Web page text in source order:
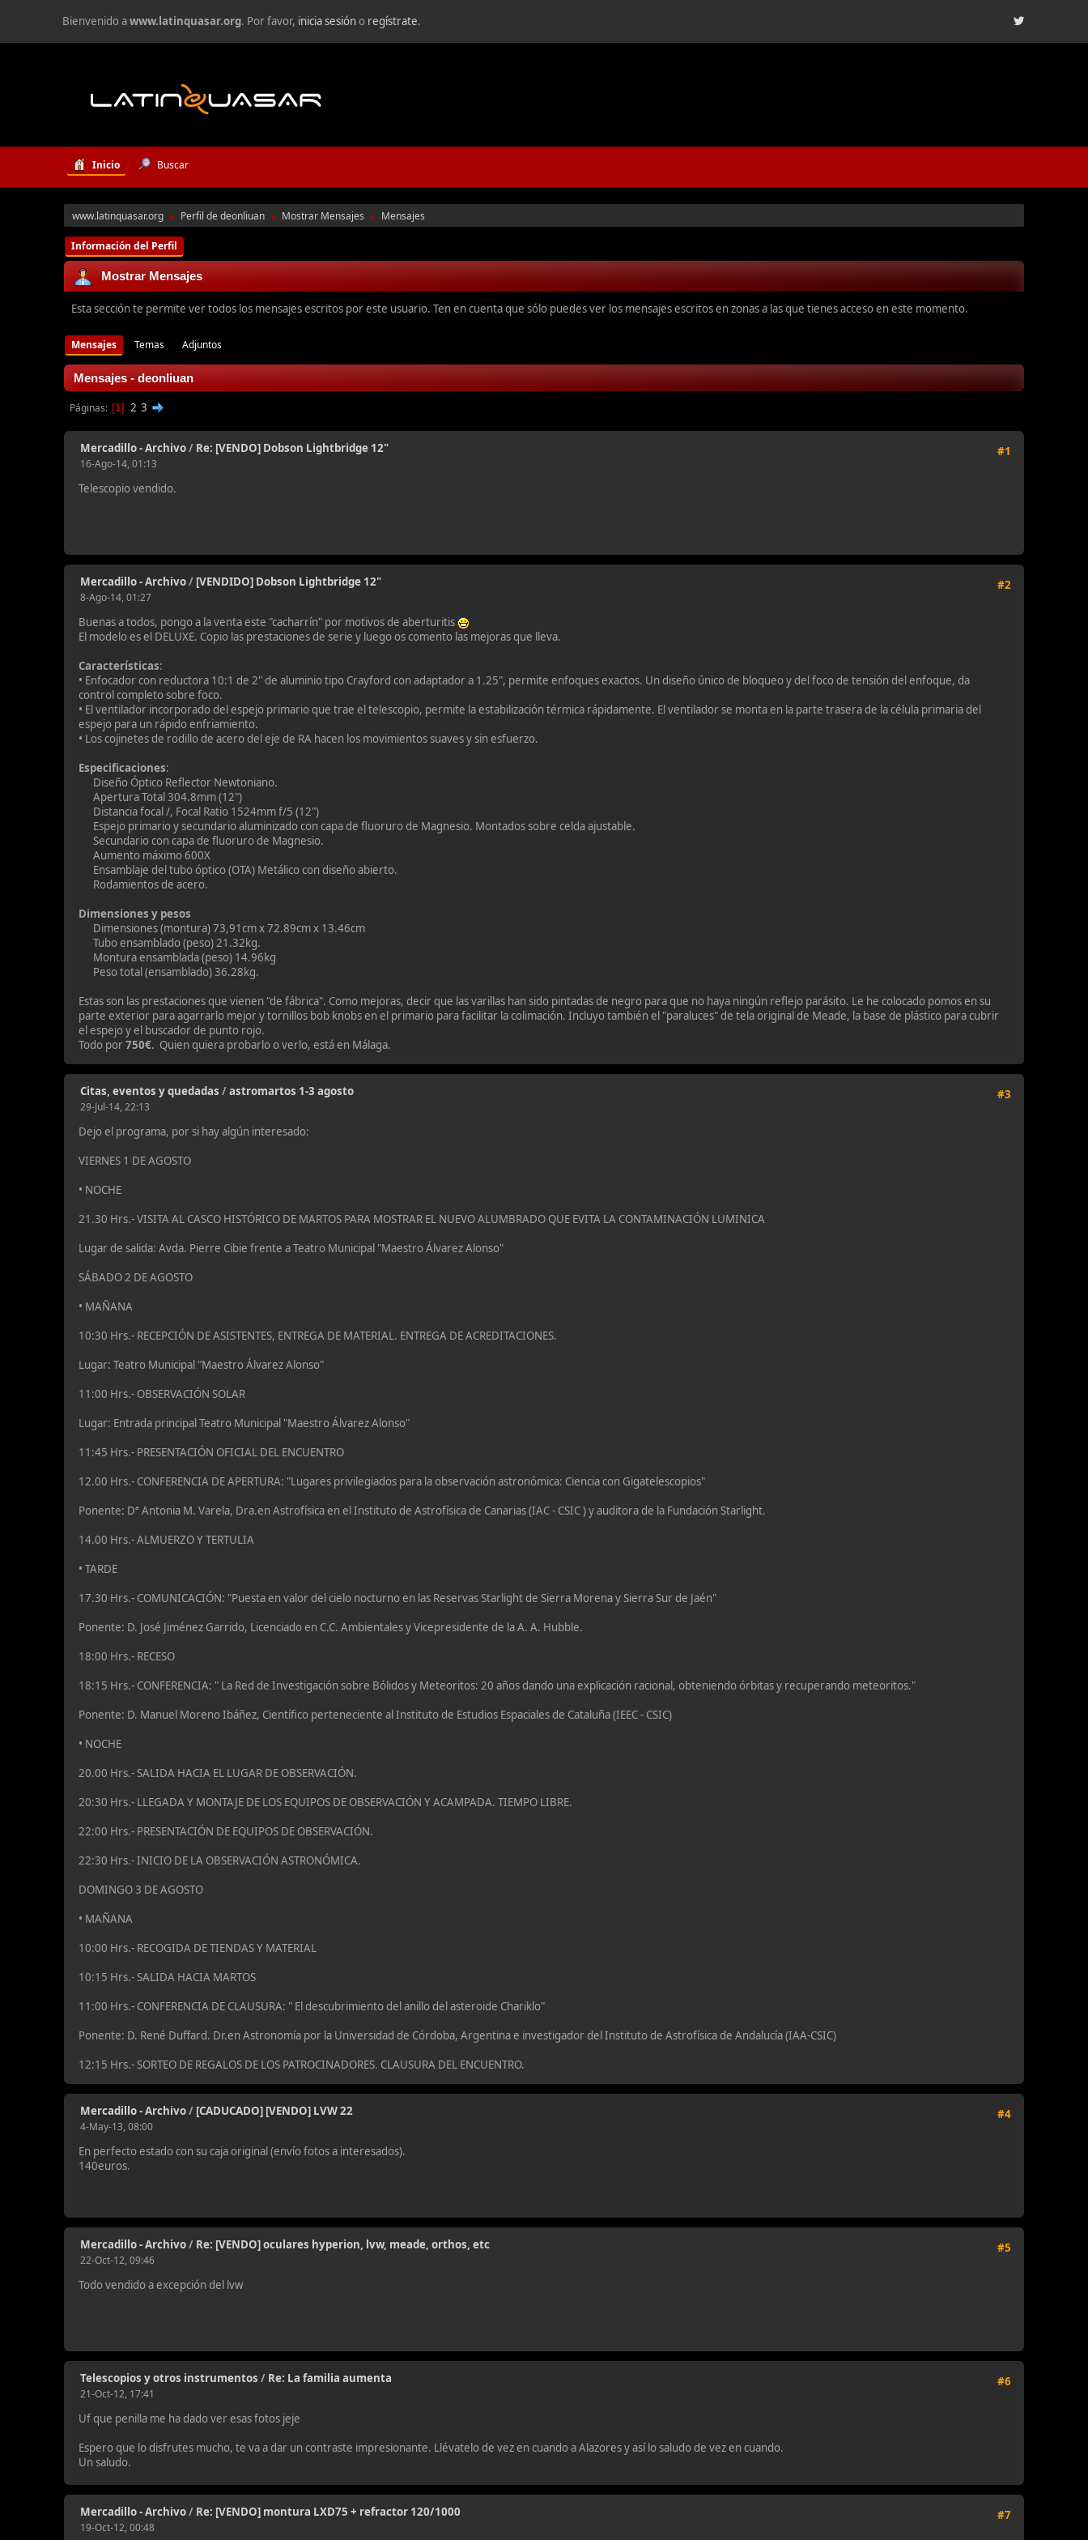
Bienvenido awww.latinquasar.org. Por favor, inicia sesióno regístrate.
Inicio Buscar
www.latinquasar.org ► Perfil de deonliuan ► Mostrar Mensajes ► Mensajes
Información del Perfil
Mostrar Mensajes
Esta sección te permite ver todos los mensajes escritos por este usuario. Ten en cuenta que sólo puedes ver los mensajes escritos en zonas a las que tienes acceso en este momento.
Mensajes Temas Adjuntos
Mensajes - deonliuan
Páginas 1 2 3
#1
Mercadillo - Archivo/ Re: [VENDO] Dobson Lightbridge 12"
16-Ago-14, 01:13
Telescopio vendido.
#2
Mercadillo - Archivo/ [VENDIDO] Dobson Lightbridge 12"
8-Ago-14, 01:27
Buenas a todos, pongo a la venta este "cacharrín" por motivos de aberturitis
El modelo es el DELUXE. Copio las prestaciones de serie y luego os comento las mejoras que lleva.
Características:
• Enfocador con reductora 10:1 de 2" de aluminio tipo Crayford con adaptador a 1.25", permite enfoques exactos. Un diseño único de bloqueo y del foco de tensión del enfoque, da
control completo sobre foco.
• El ventilador incorporado del espejo primario que trae el telescopio, permite la estabilización térmica rápidamente. El ventilador se monta en la parte trasera de la célula primaria del
espejo para un rápido enfriamiento.
• Los cojinetes de rodillo de acero del eje de RA hacen los movimientos suaves y sin esfuerzo.
Especificaciones:
Diseño Óptico Reflector Newtoniano.
Apertura Total 304.8mm (12")
Distancia focal /, Focal Ratio 1524mm f/5 (12")
Espejo primario y secundario aluminizado con capa de fluoruro de Magnesio. Montados sobre celda ajustable.
Secundario con capa de fluoruro de Magnesio.
Aumento máximo 600X
Ensamblaje del tubo óptico (OTA) Metálico con diseño abierto.
Rodamientos de acero.
Dimensiones y pesos
Dimensiones (montura) 73,91cm x 72.89cm x 13.46cm
Tubo ensamblado (peso) 21.32kg.
Montura ensamblada (peso) 14.96kg
Peso total (ensamblado) 36.28kg.
Estas son las prestaciones que vienen "de fábrica". Como mejoras, decir que las varillas han sido pintadas de negro para que no haya ningún reflejo parásito. Le he colocado pomos en su
parte exterior para agarrarlo mejor y tornillos bob knobs en el primario para facilitar la colimación. Incluyo también el "paraluces" de tela original de Meade, la base de plástico para cubrir
el espejo y el buscador de punto rojo.
Todo por750€. Quien quiera probarlo o verlo, está en Málaga.
#3
Citas, eventos y quedadas /astromartos 1-3 agosto
29-Jul-14, 22:13
Dejo el programa, por si hay algún interesado:
VIERNES 1 DE AGOSTO
• NOCHE
21.30 Hrs.- VISITA AL CASCO HISTÓRICO DE MARTOS PARA MOSTRAR EL NUEVO ALUMBRADO QUE EVITA LA CONTAMINACIÓN LUMINICA
Lugar de salida: Avda. Pierre Cibie frente a Teatro Municipal "Maestro Álvarez Alonso"
SÁBADO 2 DE AGOSTO
• MAÑANA
10:30 Hrs.- RECEPCIÓN DE ASISTENTES, ENTREGA DE MATERIAL. ENTREGA DE ACREDITACIONES.
Lugar: Teatro Municipal "Maestro Álvarez Alonso"
11:00 Hrs.- OBSERVACIÓN SOLAR
Lugar: Entrada principal Teatro Municipal "Maestro Álvarez Alonso"
11:45 Hrs.- PRESENTACIÓN OFICIAL DEL ENCUENTRO
12.00 Hrs.- CONFERENCIA DE APERTURA: "Lugares privilegiados para la observación astronómica: Ciencia con Gigatelescopios"
Ponente: Dª Antonia M. Varela, Dra.en Astrofísica en el Instituto de Astrofísica de Canarias (IAC - CSIC ) y auditora de la Fundación Starlight.
14.00 Hrs.- ALMUERZO Y TERTULIA
• TARDE
17.30 Hrs.- COMUNICACIÓN: "Puesta en valor del cielo nocturno en las Reservas Starlight de Sierra Morena y Sierra Sur de Jaén"
Ponente: D. José Jiménez Garrido, Licenciado en C.C. Ambientales y Vicepresidente de la A. A. Hubble.
18:00 Hrs.- RECESO
18:15 Hrs.- CONFERENCIA: " La Red de Investigación sobre Bólidos y Meteoritos: 20 años dando una explicación racional, obteniendo órbitas y recuperando meteoritos."
Ponente: D. Manuel Moreno Ibáñez, Científico perteneciente al Instituto de Estudios Espaciales de Cataluña (IEEC - CSIC)
• NOCHE
20.00 Hrs.- SALIDA HACIA EL LUGAR DE OBSERVACIÓN.
20:30 Hrs.- LLEGADA Y MONTAJE DE LOS EQUIPOS DE OBSERVACIÓN Y ACAMPADA. TIEMPO LIBRE.
22:00 Hrs.- PRESENTACIÓN DE EQUIPOS DE OBSERVACIÓN.
22:30 Hrs.- INICIO DE LA OBSERVACIÓN ASTRONÓMICA.
DOMINGO 3 DE AGOSTO
• MAÑANA
10:00 Hrs.- RECOGIDA DE TIENDAS Y MATERIAL
10:15 Hrs.- SALIDA HACIA MARTOS
11:00 Hrs.- CONFERENCIA DE CLAUSURA: " El descubrimiento del anillo del asteroide Chariklo"
Ponente: D. René Duffard. Dr.en Astronomía por la Universidad de Córdoba, Argentina e investigador del Instituto de Astrofísica de Andalucía (IAA-CSIC)
12:15 Hrs.- SORTEO DE REGALOS DE LOS PATROCINADORES. CLAUSURA DEL ENCUENTRO.
#4
Mercadillo - Archivo/ [CADUCADO] [VENDO] LVW 22
4-May-13, 08:00
En perfecto estado con su caja original (envío fotos a interesados).
140euros.
#5
Mercadillo - Archivo/ Re: [VENDO] oculares hyperion, lvw, meade, orthos, etc
22-Oct-12, 09:46
Todo vendido a excepción del lvw
#6
Telescopios y otros instrumentos / Re: La familia aumenta
21-Oct-12, 17:41
Uf que penilla me ha dado ver esas fotos jeje
Espero que lo disfrutes mucho, te va a dar un contraste impresionante. Llévatelo de vez en cuando a Alazores y así lo saludo de vez en cuando.
Un saludo.
#7
Mercadillo - Archivo/ Re: [VENDO] montura LXD75 + refractor 120/1000
19-Oct-12, 00:48